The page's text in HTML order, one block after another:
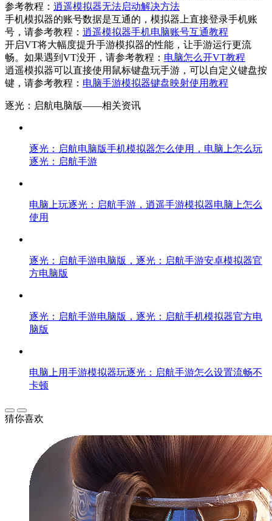
参考教程： 逍遥模拟器无法启动解决方法
手机模拟器的账号数据是互通的，模拟器上直接登录手机账
号，请参考教程： 逍遥模拟器手机电脑账号互通教程
开启VT将大幅度提升手游模拟器的性能，让手游运行更流
畅。如果遇到VT没开，请参考教程： 电脑怎么开VT教程
逍遥模拟器可以直接使用鼠标键盘玩手游，可以自定义键盘按
键，请参考教程： 电脑手游模拟器键盘映射使用教程
逐光：启航电脑版——相关资讯
逐光：启航电脑版手机模拟器怎么使用，电脑上怎么玩
逐光：启航手游
电脑上玩逐光：启航手游，逍遥手游模拟器电脑上怎么
使用
逐光：启航手游电脑版，逐光：启航手游安卓模拟器官
方电脑版
逐光：启航手游电脑版，逐光：启航手机模拟器官方电
脑版
电脑上用手游模拟器玩逐光：启航手游怎么设置流畅不
卡顿
猜你喜欢